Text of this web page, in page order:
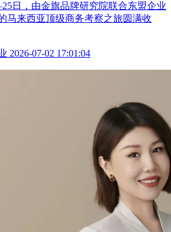
日，由金旗品牌研究院联合东盟企业
马来西亚顶级商务考察之旅圆满收
2026-07-02 17:01:04